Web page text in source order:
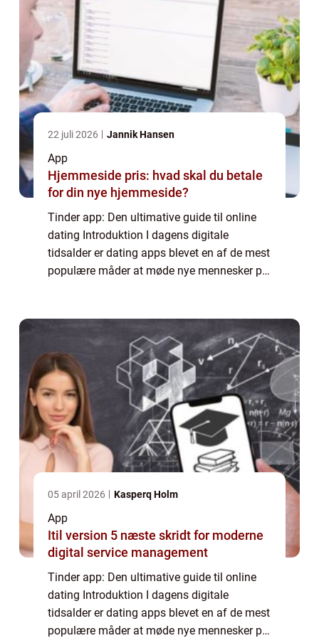
22 juli 2026 Jannik Hansen
App
Hjemmeside pris: hvad skal du betale
for din nye hjemmeside?
Tinder app: Den ultimative guide til online
dating Introduktion I dagens digitale
tidsalder er dating apps blevet en af de mest
populære måder at møde nye mennesker på.
05 april 2026 Kasperq Holm
App
Itil version 5 næste skridt for moderne
digital service management
Tinder app: Den ultimative guide til online
dating Introduktion I dagens digitale
tidsalder er dating apps blevet en af de mest
populære måder at møde nye mennesker på.